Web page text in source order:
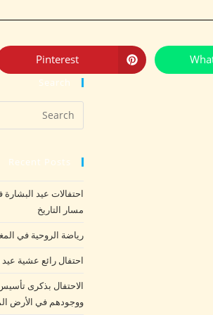
Pinterest
Search
Recent Posts
احتفالات عيد
مسار التاريخ
رياضة الروحية في
احتفال رائع عشية
الاحتفال بذكرى
ووجودهم في الأرض